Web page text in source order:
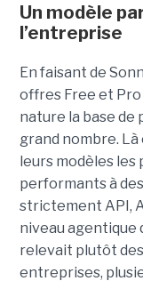
Un modèle
l’entreprise
En faisant de
offres Free et Pro
nature la base de
grand nombre.
leurs modèles les
performants à
strictement API,
niveau agentique
relevait plutôt
entreprises,